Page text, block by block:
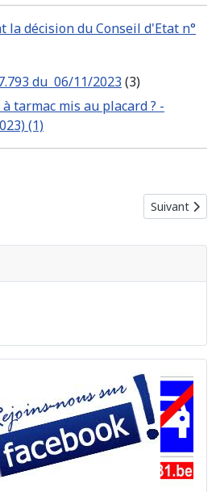
la décision du Conseil d'Etat n°
du 06/11/2023 (3)
tarmac mis au placard ? -
(1)
des forêts anciennes: Un enjeu
Article
Suivant